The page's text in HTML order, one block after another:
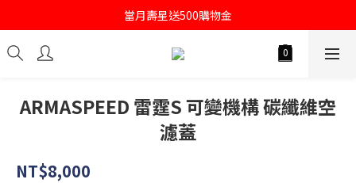
註冊會員即送購物金100
當月壽星送500購物金
註冊會員即送購物金100
ARMASPEED 雷霆S 可變機構 碳纖維空
濾蓋
NT$8,000